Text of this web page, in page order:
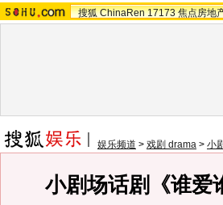
搜狐 ChinaRen 17173 焦点房地
娱乐频道 > 戏剧 drama > 小
小剧场话剧《谁爱